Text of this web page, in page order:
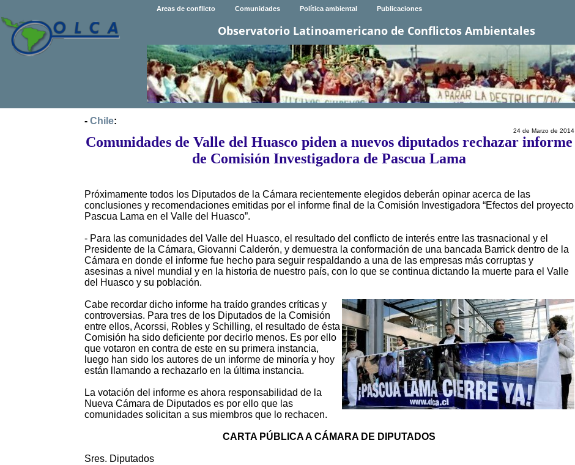
Areas de conflicto Comunidades Política ambiental Publicaciones
Observatorio Latinoamericano de Conflictos Ambientales
- Chile:
24 de Marzo de 2014
Comunidades de Valle del Huasco piden a nuevos diputados rechazar informe
de Comisión Investigadora de Pascua Lama
Próximamente todos los Diputados de la Cámara recientemente elegidos deberán opinar acerca de las
conclusiones y recomendaciones emitidas por el informe final de la Comisión Investigadora “Efectos del proyecto
Pascua Lama en el Valle del Huasco”.
- Para las comunidades del Valle del Huasco, el resultado del conflicto de interés entre las trasnacional y el
Presidente de la Cámara, Giovanni Calderón, y demuestra la conformación de una bancada Barrick dentro de la
Cámara en donde el informe fue hecho para seguir respaldando a una de las empresas más corruptas y
asesinas a nivel mundial y en la historia de nuestro país, con lo que se continua dictando la muerte para el Valle
del Huasco y su población.
Cabe recordar dicho informe ha traído grandes críticas y
controversias. Para tres de los Diputados de la Comisión
entre ellos, Acorssi, Robles y Schilling, el resultado de ésta
Comisión ha sido deficiente por decirlo menos. Es por ello
que votaron en contra de este en su primera instancia,
luego han sido los autores de un informe de minoría y hoy
están llamando a rechazarlo en la última instancia.
La votación del informe es ahora responsabilidad de la
Nueva Cámara de Diputados es por ello que las
comunidades solicitan a sus miembros que lo rechacen.
CARTA PÚBLICA A CÁMARA DE DIPUTADOS
Sres. Diputados